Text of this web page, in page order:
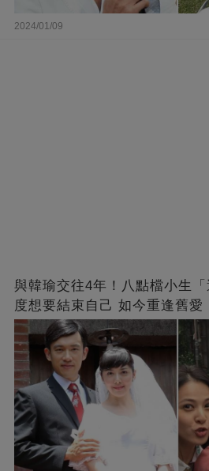
2024/01/09
與韓瑜交往4年！八點檔小生
度想要結束自己 如今重逢舊愛「卻宣告終生不婚」
原因曝光